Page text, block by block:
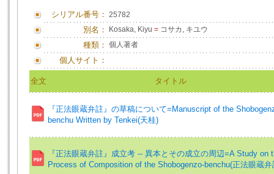
シリアル番号： 25782
別名： Kosaka, Kiyu = コサカ, キユウ
種類： 個人著者
個人サイト：
全文 タイトル
『正法眼蔵弁註』の草稿について=Manuscript of the
benchu Written by Tenkei(天桂)
『正法眼蔵弁註』成立考 -- 異本とその成立の周辺=A Study on
Process of Composition of the Shobogenzo-benchu(正法眼蔵弁